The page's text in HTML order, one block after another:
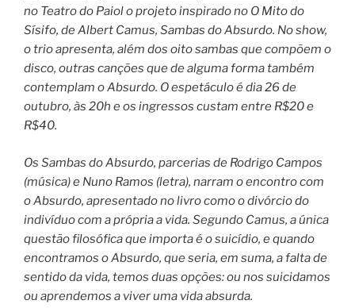
no Teatro do Paiol o projeto inspirado no O Mito do
Sísifo, de Albert Camus, Sambas do Absurdo. No show,
o trio apresenta, além dos oito sambas que compõem o
disco, outras canções que de alguma forma também
contemplam o Absurdo. O espetáculo é dia 26 de
outubro, às 20h e os ingressos custam entre R$20 e
R$40.
Os Sambas do Absurdo, parcerias de Rodrigo Campos
(música) e Nuno Ramos (letra), narram o encontro com
o Absurdo, apresentado no livro como o divórcio do
indivíduo com a própria a vida. Segundo Camus, a única
questão filosófica que importa é o suicídio, e quando
encontramos o Absurdo, que seria, em suma, a falta de
sentido da vida, temos duas opções: ou nos suicidamos
ou aprendemos a viver uma vida absurda.